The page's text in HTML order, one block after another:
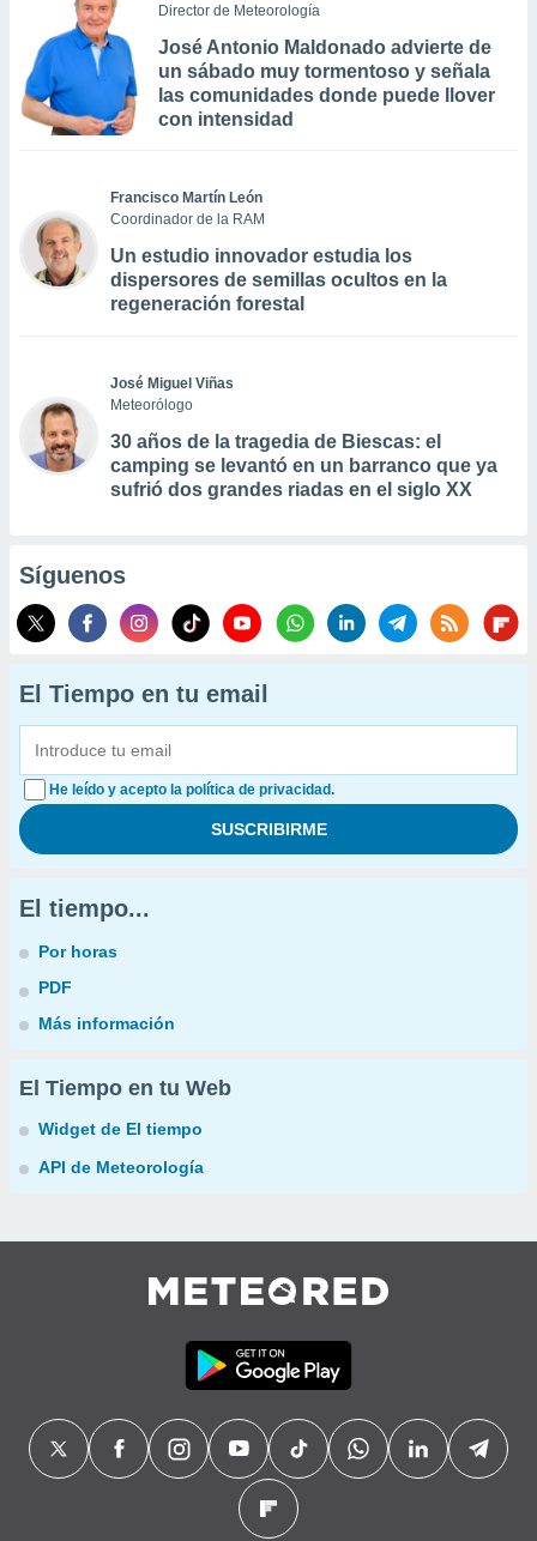
Director de Meteorología
José Antonio Maldonado advierte de
un sábado muy tormentoso y señala
las comunidades donde puede llover
con intensidad
Francisco Martín León
Coordinador de la RAM
Un estudio innovador estudia los
dispersores de semillas ocultos en la
regeneración forestal
José Miguel Viñas
Meteorólogo
30 años de la tragedia de Biescas: el
camping se levantó en un barranco que ya
sufrió dos grandes riadas en el siglo XX
Síguenos
El Tiempo en tu email
He leído y acepto la política de privacidad.
El tiempo...
Por horas
PDF
Más información
El Tiempo en tu Web
Widget de El tiempo
API de Meteorología